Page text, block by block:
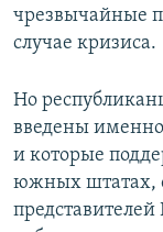
чрезвычайные
случае кризиса.
Но
введены
и которые
южных штатах,